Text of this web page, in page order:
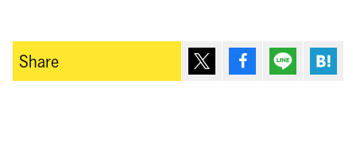
Share ポスト シェア Lineで送